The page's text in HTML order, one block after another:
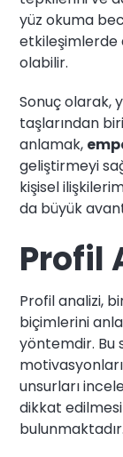
yüz okuma
etkileşimlerde
olabilir.
Sonuç olarak,
taşlarından
anlamak,
geliştirmeyi
kişisel
da büyük
Profil
Profil analizi,
biçimlerini
yöntemdir. Bu
unsurları
dikkat
bulunmaktadır.